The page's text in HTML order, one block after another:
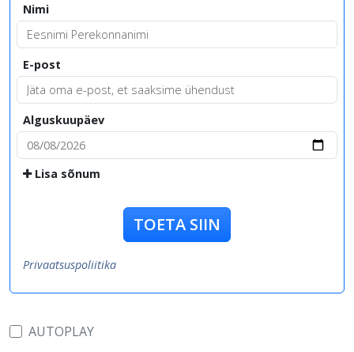
Nimi
E-post
Alguskuupäev
Lisa sõnum
TOETA SIIN
Privaatsuspoliitika
AUTOPLAY